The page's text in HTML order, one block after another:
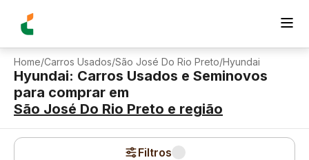
Home/Carros Usados/São José Do Rio Preto/Hyundai
Hyundai: Carros Usados e Seminovos
para comprar em
São José Do Rio Preto e região
Filtros